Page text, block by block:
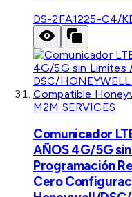
DS-2FA1225-C4/K
M2M SERVICES
Comunicador
AÑOS 4G/5G
Programación
Cero